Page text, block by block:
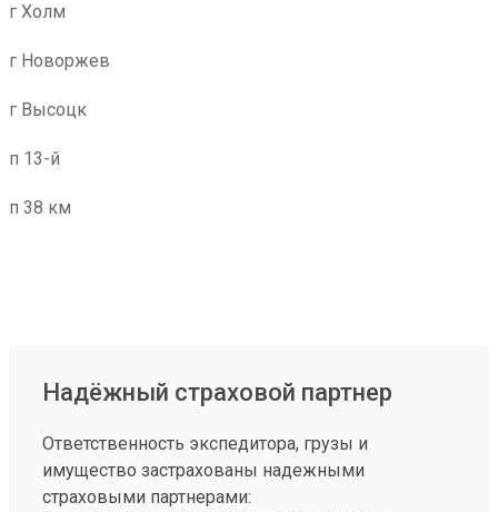
г Холм
г Новоржев
г Высоцк
п 13-й
п 38 км
Надёжный страховой партнер
Ответственность экспедитора, грузы и
имущество застрахованы надежными
страховыми партнерами: